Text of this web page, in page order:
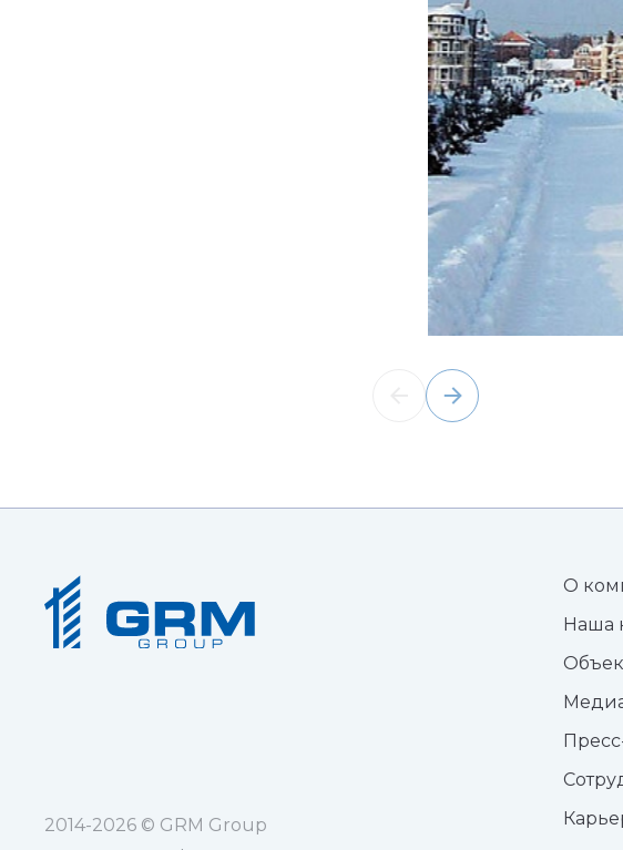
2014-2026 © GRM Group
О
Наша